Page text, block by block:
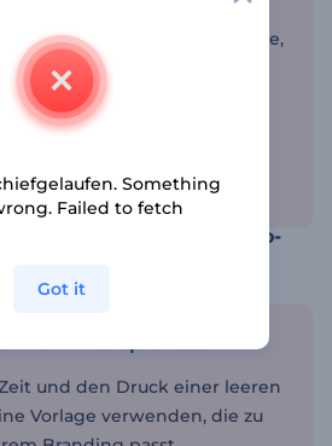
Vorlagen sind ideal für kleine
Unternehmer und alle,
erstellen möchten, die den
Mit Tools wie unserem
ermöglicht Ihnen
von allem, von
hin zu Erklärvideos.
Marke mit Geschäftsvideo-
Ihren Videoprozess
und den Druck einer leeren
Vorlage verwenden, die zu
Something
Failed to fetch
Got it